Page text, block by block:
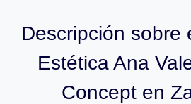
Descripción sobre
Estética Ana
Concept en